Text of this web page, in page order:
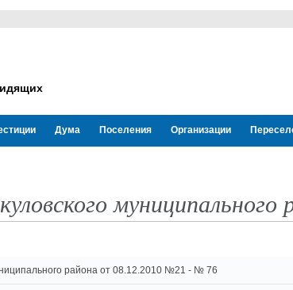
Дума Поселения Организации
муниципального
района от 08.12.2010 №21 - № 76